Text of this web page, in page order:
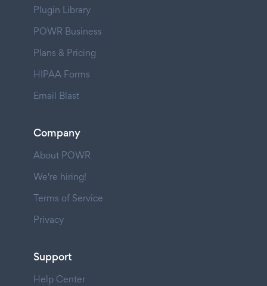
Plugin Library
POWR Business
Plans & Pricing
HIPAA Forms
Email Blast
Company
About POWR
We're hiring!
Terms of Service
Privacy
Support
Help Center